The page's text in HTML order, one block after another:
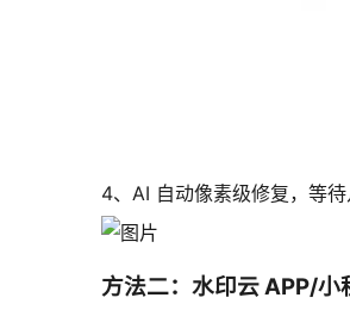
4、AI 自动像素级修复，等
方法二：水印云 APP/小